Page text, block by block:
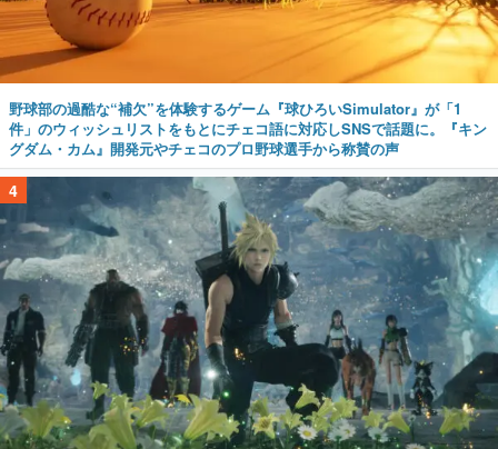
野球部の過酷な“補欠”を体験するゲーム『球ひろいSimulator』が「1
件」のウィッシュリストをもとにチェコ語に対応しSNSで話題に。『キン
グダム・カム』開発元やチェコのプロ野球選手から称賛の声
4